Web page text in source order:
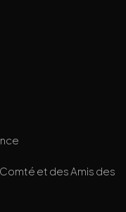
et des Amis des